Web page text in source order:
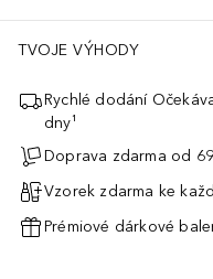
TVOJE VÝHODY
Rychlé dodání
dny¹
Doprava zdarma od
Vzorek zdarma ke
Prémiové dárkové